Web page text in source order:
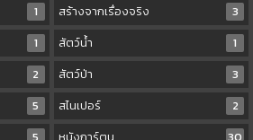
1 สร้างจากเรื่องจริง
3
1 สัตว์น้ำ
1
2 สัตว์ป่า
3
5 สไนเปอร์
2